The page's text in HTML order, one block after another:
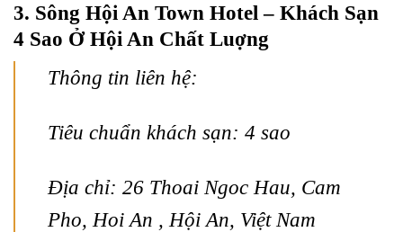
3. Sông Hội An Town Hotel – Khách Sạn
4 Sao Ở Hội An Chất Luợng
Thông tin liên hệ:
Tiêu chuẩn khách sạn: 4 sao
Địa chỉ: 26 Thoai Ngoc Hau, Cam
Pho, Hoi An , Hội An, Việt Nam